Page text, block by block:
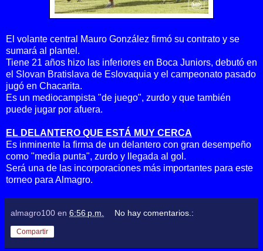
El volante central Mauro González firmó su contrato y se
sumará al plantel.
Tiene 21 años hizo las inferiores en Boca Juniors, debutó en
el Slovan Bratislava de Eslovaquia y el campeonato pasado
jugó en Chacarita.
Es un mediocampista "de juego", zurdo y que también
puede jugar por afuera.
EL DELANTERO QUE ESTÁ MUY CERCA
Es inminente la firma de un delantero con gran desempeño
como "media punta", zurdo y llegada al gol.
Será una de las incorporaciones más importantes para este
torneo para Almagro.
almagro100 en 6:56 p.m. No hay comentarios.:
Compartir